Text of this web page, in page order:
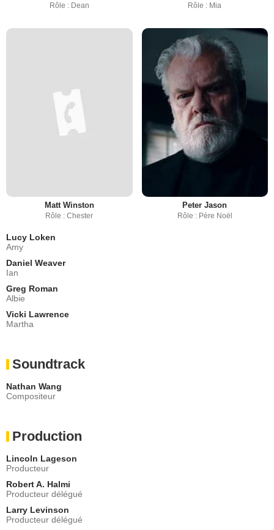
Rôle : Dean Rôle : Mia
Matt Winston
Rôle : Chester
Peter Jason
Rôle : Père Noël
Lucy Loken
Amy
Daniel Weaver
Ian
Greg Roman
Albie
Vicki Lawrence
Martha
Soundtrack
Nathan Wang
Compositeur
Production
Lincoln Lageson
Producteur
Robert A. Halmi
Producteur délégué
Larry Levinson
Producteur délégué